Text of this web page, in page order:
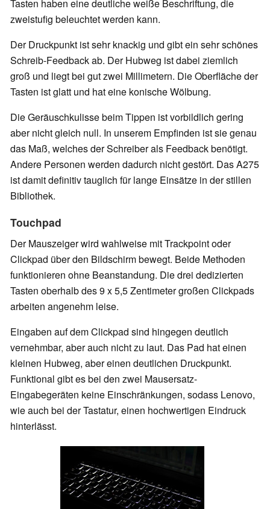
Tasten haben eine deutliche weiße Beschriftung, die
zweistufig beleuchtet werden kann.
Der Druckpunkt ist sehr knackig und gibt ein sehr schönes
Schreib-Feedback ab. Der Hubweg ist dabei ziemlich
groß und liegt bei gut zwei Millimetern. Die Oberfläche der
Tasten ist glatt und hat eine konische Wölbung.
Die Geräuschkulisse beim Tippen ist vorbildlich gering
aber nicht gleich null. In unserem Empfinden ist sie genau
das Maß, welches der Schreiber als Feedback benötigt.
Andere Personen werden dadurch nicht gestört. Das A275
ist damit definitiv tauglich für lange Einsätze in der stillen
Bibliothek.
Touchpad
Der Mauszeiger wird wahlweise mit Trackpoint oder
Clickpad über den Bildschirm bewegt. Beide Methoden
funktionieren ohne Beanstandung. Die drei dedizierten
Tasten oberhalb des 9 x 5,5 Zentimeter großen Clickpads
arbeiten angenehm leise.
Eingaben auf dem Clickpad sind hingegen deutlich
vernehmbar, aber auch nicht zu laut. Das Pad hat einen
kleinen Hubweg, aber einen deutlichen Druckpunkt.
Funktional gibt es bei den zwei Mausersatz-
Eingabegeräten keine Einschränkungen, sodass Lenovo,
wie auch bei der Tastatur, einen hochwertigen Eindruck
hinterlässt.